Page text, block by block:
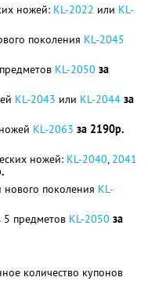
ножей: KL-2022 или KL-
поколения KL-2045
KL-2050 за
KL-2043 или KL-2044 за
KL-2063 за 2190р.
ножей: KL-2040, 2041
поколения KL-
5 предметов KL-2050 за
количество купонов